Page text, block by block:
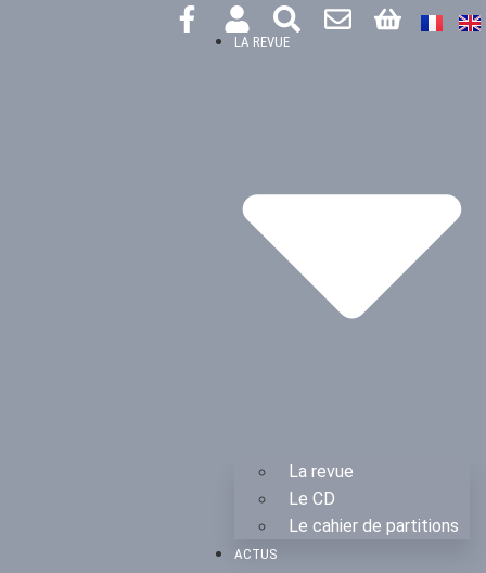
LA REVUE
La revue
Le CD
Le cahier de partitions
ACTUS